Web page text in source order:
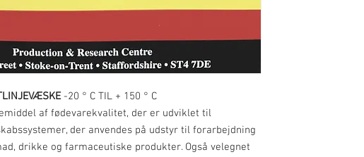
-20 ° C TIL + 150 ° C
af fødevarekvalitet, der er udviklet til
der anvendes på udstyr til forarbejdning
drikke og farmaceutiske produkter. Også velegnet